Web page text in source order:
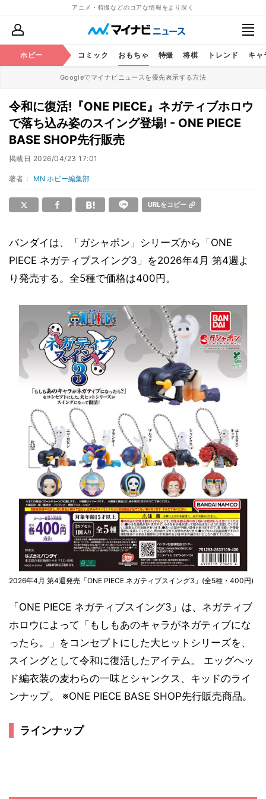
アニメ・特撮などのコアな情報をより深く
ホビー
アニメ コミック おもちゃ 特撮 将棋 トレンド キャ
Googleでマイナビニュースを優先表示する方法
令和に復活!『ONE PIECE』ネガティブホロウ
で落ち込み姿のスイング登場! - ONE PIECE
BASE SHOP先行販売
掲載日 2026/04/23 17:01
著者： MN ホビー編集部
URLをコピー
バンダイは、「ガシャポン」シリーズから「ONE
PIECE ネガティブスイング3」を2026年4月 第4週よ
り発売する。全5種で価格は400円。
2026年4月 第4週発売「ONE PIECE ネガティブスイング3」(全5種・400円)
「ONE PIECE ネガティブスイング3」は、ネガティブ
ホロウによって「もしもあのキャラがネガティブにな
ったら。」をコンセプトにした大ヒットシリーズを、
スイングとして令和に復活したアイテム。 エッグヘッ
ド編衣装の麦わらの一味とシャンクス、キッドのライ
ンナップ。 ※ONE PIECE BASE SHOP先行販売商品。
ラインナップ